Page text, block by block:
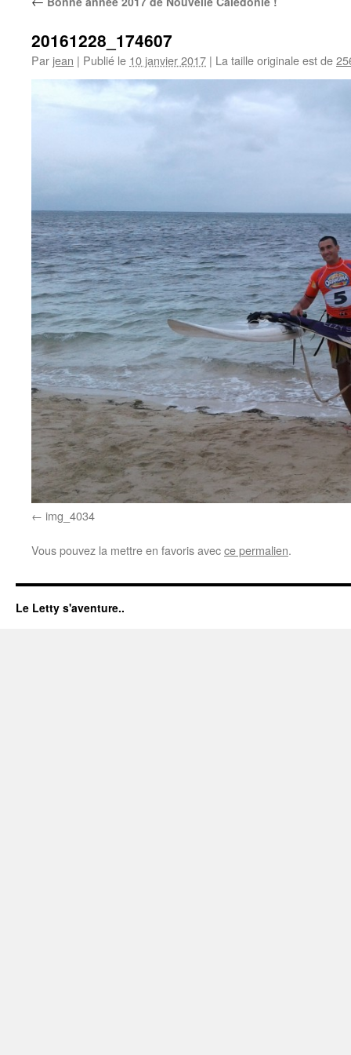
20161228_174607
Par jean | Publié le 10 janvier 2017 | La taille originale est de
img_4034
Vous pouvez la mettre en favoris avecce permalien.
Le Letty s'aventure..